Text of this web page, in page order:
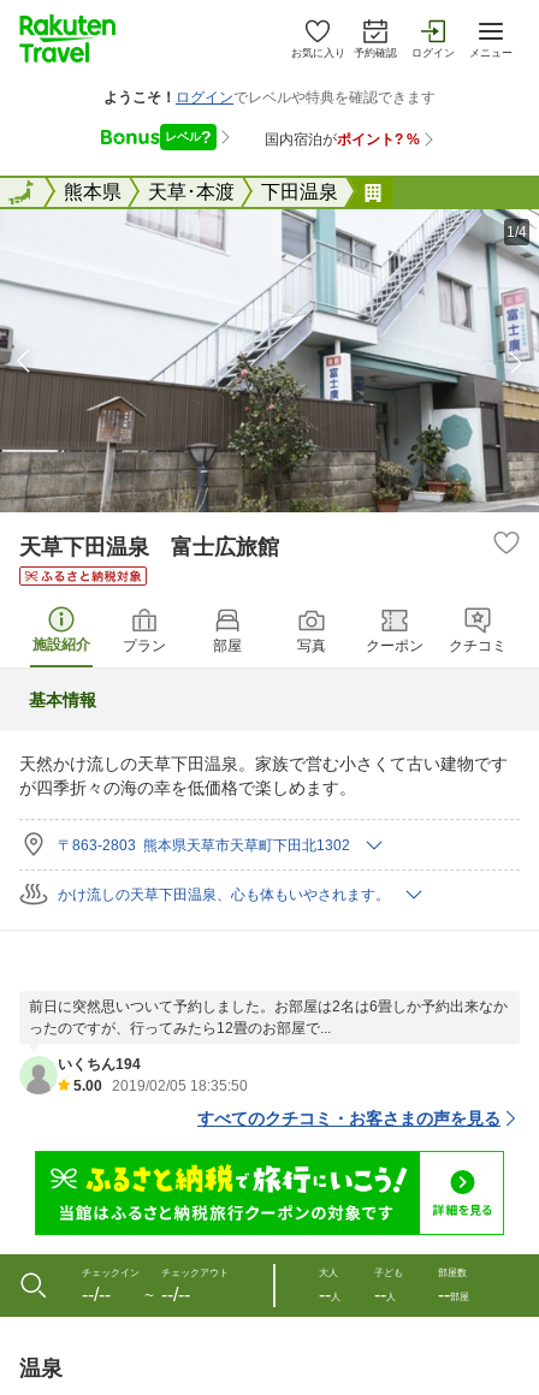
お気に入り 予約確認 ログイン メニュー
全国熊本県 天草･本渡 下田温泉
全国
1/4
天草下田温泉 富士広旅館
施設紹介 プラン 部屋 写真 クーポン クチコミ
基本情報
天然かけ流しの天草下田温泉。家族で営む小さくて古い建物です
が四季折々の海の幸を低価格で楽しめます。
〒863-2803 熊本県天草市天草町下田北1302
かけ流しの天草下田温泉、心も体もいやされます。
前日に突然思いついて予約しました。お部屋は2名は6畳しか予約出来なか
ったのですが、行ってみたら12畳のお部屋で...
いくちん194
5.00 2019/02/05 18:35:50
すべてのクチコミ・お客さまの声を見る
チェックイン
--/-- 〜
チェックアウト
--/--
大人
--人
子ども
--人
部屋数
--部屋
温泉